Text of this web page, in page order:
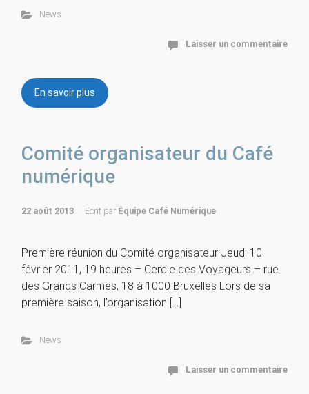
News
Laisser un commentaire
En savoir plus
Comité organisateur du Café
numérique
22 août 2013 Ecrit par Équipe Café Numérique
Première réunion du Comité organisateur Jeudi 10
février 2011, 19 heures – Cercle des Voyageurs – rue
des Grands Carmes, 18 à 1000 Bruxelles Lors de sa
première saison, l’organisation […]
News
Laisser un commentaire